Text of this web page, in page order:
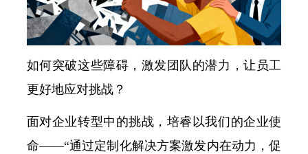
如何突破这些障碍，激发团队的潜力，让员工
更好地应对挑战？
面对企业转型中的挑战，培睿以我们的企业使
命——“通过定制化解决方案激发内在动力，促